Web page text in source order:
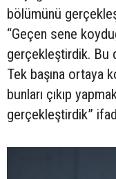
bölümünü
“Geçen sene
gerçekleştirdik. Bu
Tek başına ortaya
bunları çıkıp
gerçekleştirdik”